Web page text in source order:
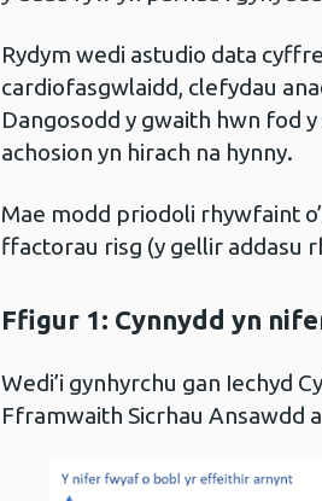
Rydym wedi astudio data
cardiofasgwlaidd, clefydau
Dangosodd y gwaith hwn fod
achosion yn hirach na hynny.
Mae modd priodoli rhywfaint
ffactorau risg (y gellir addasu
Ffigur 1: Cynnydd yn
Wedi’i gynhyrchu gan Iechyd
Fframwaith Sicrhau Ansawdd